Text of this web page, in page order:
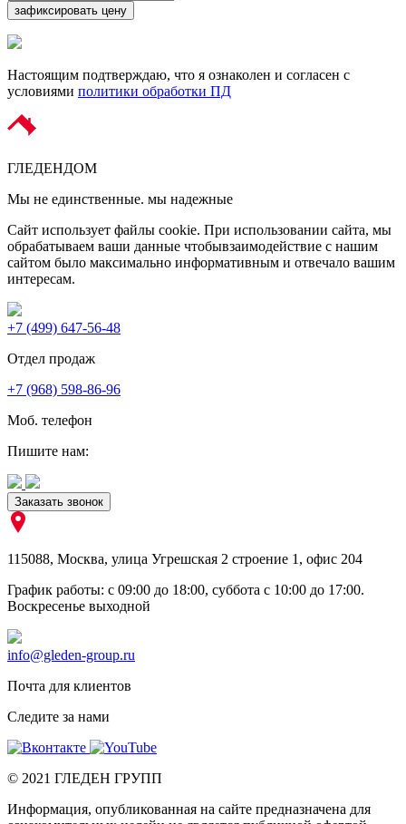
зафиксировать цену
Настоящим подтверждаю, что я ознаколен и согласен с
условиями политики обработки ПД
ГЛЕДЕНДОМ
Мы не единственные. мы надежные
Сайт использует файлы cookie. При использовании сайта, мы
обрабатываем ваши данные чтобывзаимодействие с нашим
сайтом было максимально информативным и отвечало вашим
интересам.
+7 (499) 647-56-48
Отдел продаж
+7 (968) 598-86-96
Моб. телефон
Пишите нам:
Заказать звонок
115088, Москва, улица Угрешская 2 строение 1 , офис 204
График работы: c 09:00 до 18:00, суббота c 10:00 до 17:00.
Воскресенье выходной
info@gleden-group.ru
Почта для клиентов
Следите за нами
© 2021 ГЛЕДЕН ГРУПП
Информация, опубликованная на сайте предназначена для